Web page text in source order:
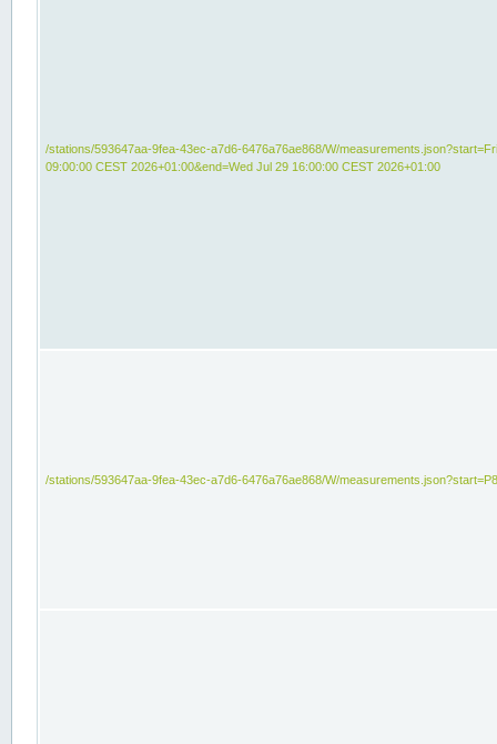
/stations/593647aa-9fea-43ec-a7d6-6476a76ae868/W/
09:00:00 CEST 2026+01:00&end=Wed Jul 29 16:00:00 CEST 2026+01:00
/stations/593647aa-9fea-43ec-a7d6-6476a76ae868/W/